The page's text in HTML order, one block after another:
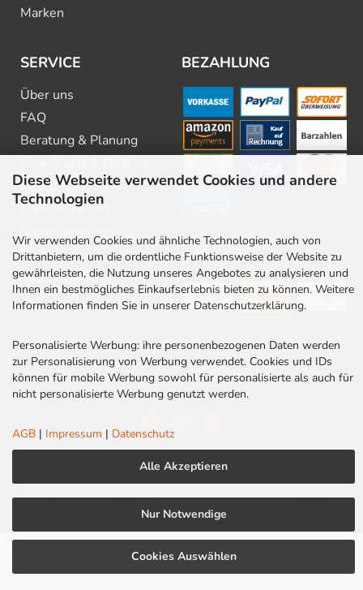
Diese Webseite verwendet Cookies und andere
Technologien
Wir verwenden Cookies und ähnliche Technologien, auch von
Drittanbietern, um die ordentliche Funktionsweise der Website zu
gewährleisten, die Nutzung unseres Angebotes zu analysieren und
Ihnen ein bestmögliches Einkaufserlebnis bieten zu können. Weitere
Informationen finden Sie in unserer Datenschutzerklärung.
Personalisierte Werbung: ihre personenbezogenen Daten werden
zur Personalisierung von Werbung verwendet. Cookies und IDs
können für mobile Werbung sowohl für personalisierte als auch für
nicht personalisierte Werbung genutzt werden.
AGB | Impressum | Datenschutz
Alle Akzeptieren
Nur Notwendige
Cookies Auswählen
Marken
SERVICE
Über uns
FAQ
Beratung & Planung
Newsletter
Barrierefreiheit
Kontakt
Rabatt Codes
BEZAHLUNG
VERSAND
Impressum | Datenschutz
LED Centrum | Qualität und Kompetenz seit 2010